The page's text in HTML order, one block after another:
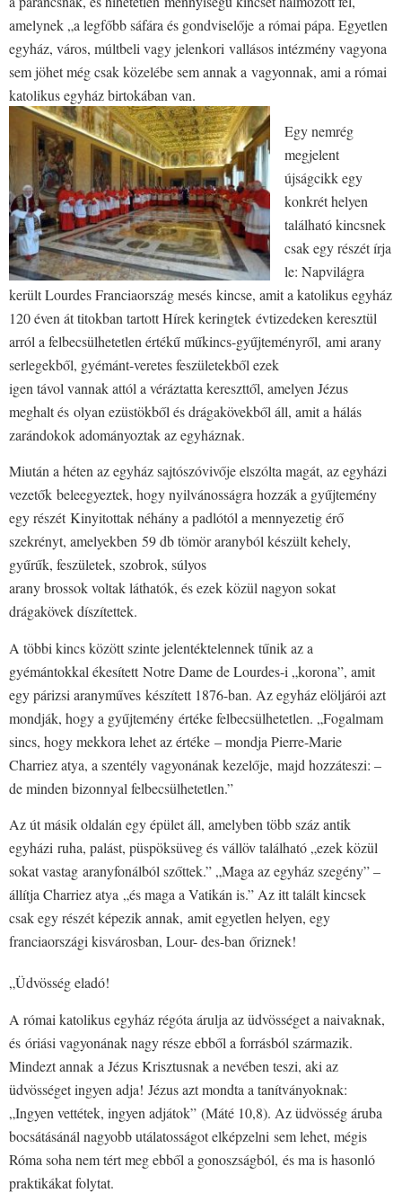
amelynek „a legfőbb sáfára és gondviselője a római pápa. Egyetlen
egyház, város, múltbeli vagy jelenkori vallásos intézmény vagyona
sem jöhet még csak közelébe sem annak a vagyonnak, ami a római
katolikus egyház birtokában van.
Egy nemrég
megjelent
újságcikk egy
konkrét helyen
található kincsnek
csak egy részét írja
le: Napvilágra
került Lourdes Franciaország mesés kincse, amit a katolikus egyház
120 éven át titokban tartott Hírek keringtek évtizedeken keresztül
arról a felbecsülhetetlen értékű műkincs-gyűjteményről, ami arany
serlegekből, gyémánt-veretes feszületekből ezek
igen távol vannak attól a véráztatta kereszttől, amelyen Jézus
meghalt és olyan ezüstökből és drágakövekből áll, amit a hálás
zarándokok adományoztak az egyháznak.
Miután a héten az egyház sajtószóvivője elszólta magát, az egyházi
vezetők beleegyeztek, hogy nyilvánosságra hozzák a gyűjtemény
egy részét Kinyitottak néhány a padlótól a mennyezetig érő
szekrényt, amelyekben 59 db tömör aranyból készült kehely,
gyűrűk, feszületek, szobrok, súlyos
arany brossok voltak láthatók, és ezek közül nagyon sokat
drágakövek díszítettek.
A többi kincs között szinte jelentéktelennek tűnik az a
gyémántokkal ékesített Notre Dame de Lourdes-i „korona”, amit
egy párizsi aranyműves készített 1876-ban. Az egyház elöljárói azt
mondják, hogy a gyűjtemény értéke felbecsülhetetlen. „Fogalmam
sincs, hogy mekkora lehet az értéke – mondja Pierre-Marie
Charriez atya, a szentély vagyonának kezelője, majd hozzáteszi: –
de minden bizonnyal felbecsülhetetlen.”
Az út másik oldalán egy épület áll, amelyben több száz antik
egyházi ruha, palást, püspöksüveg és vállöv található „ezek közül
sokat vastag aranyfonálból szőttek.” „Maga az egyház szegény” –
állítja Charriez atya „és maga a Vatikán is.” Az itt talált kincsek
csak egy részét képezik annak, amit egyetlen helyen, egy
franciaországi kisvárosban, Lour- des-ban őriznek!
„Üdvösség eladó!
A római katolikus egyház régóta árulja az üdvösséget a naivaknak,
és óriási vagyonának nagy része ebből a forrásból származik.
Mindezt annak a Jézus Krisztusnak a nevében teszi, aki az
üdvösséget ingyen adja! Jézus azt mondta a tanítványoknak:
„Ingyen vettétek, ingyen adjátok” (Máté 10,8). Az üdvösség áruba
bocsátásánál nagyobb utálatosságot elképzelni sem lehet, mégis
Róma soha nem tért meg ebből a gonoszságból, és ma is hasonló
praktikákat folytat.